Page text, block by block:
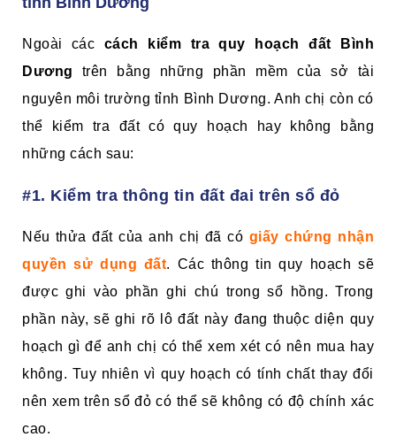
Ngoài các cách kiểm tra quy hoạch đất Bình
Dương trên bằng những phần mềm của sở tài
nguyên môi trường tỉnh Bình Dương. Anh chị còn có
thể kiểm tra đất có quy hoạch hay không bằng
những cách sau:
#1. Kiểm tra thông tin đất đai trên sổ đỏ
Nếu thửa đất của anh chị đã có giấy chứng nhận
quyền sử dụng đất. Các thông tin quy hoạch sẽ
được ghi vào phần ghi chú trong sổ hồng. Trong
phần này, sẽ ghi rõ lô đất này đang thuộc diện quy
hoạch gì để anh chị có thể xem xét có nên mua hay
không. Tuy nhiên vì quy hoạch có tính chất thay đổi
nên xem trên sổ đỏ có thể sẽ không có độ chính xác
cao.